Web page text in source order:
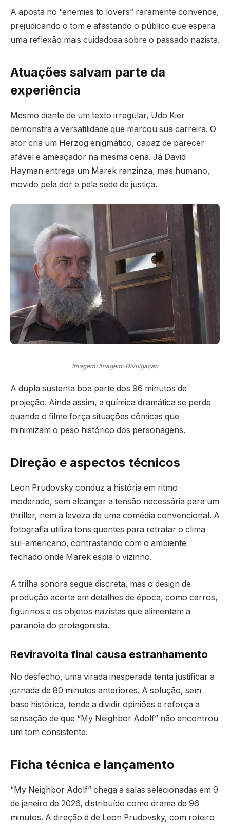
A aposta no “enemies to lovers” raramente convence,
prejudicando o tom e afastando o público que espera
uma reflexão mais cuidadosa sobre o passado nazista.
Atuações salvam parte da
experiência
Mesmo diante de um texto irregular, Udo Kier
demonstra a versatilidade que marcou sua carreira. O
ator cria um Herzog enigmático, capaz de parecer
afável e ameaçador na mesma cena. Já David
Hayman entrega um Marek ranzinza, mas humano,
movido pela dor e pela sede de justiça.
Imagem: Imagem: Divulgação
A dupla sustenta boa parte dos 96 minutos de
projeção. Ainda assim, a química dramática se perde
quando o filme força situações cômicas que
minimizam o peso histórico dos personagens.
Direção e aspectos técnicos
Leon Prudovsky conduz a história em ritmo
moderado, sem alcançar a tensão necessária para um
thriller, nem a leveza de uma comédia convencional. A
fotografia utiliza tons quentes para retratar o clima
sul-americano, contrastando com o ambiente
fechado onde Marek espia o vizinho.
A trilha sonora segue discreta, mas o design de
produção acerta em detalhes de época, como carros,
figurinos e os objetos nazistas que alimentam a
paranoia do protagonista.
Reviravolta final causa estranhamento
No desfecho, uma virada inesperada tenta justificar a
jornada de 80 minutos anteriores. A solução, sem
base histórica, tende a dividir opiniões e reforça a
sensação de que “My Neighbor Adolf” não encontrou
um tom consistente.
Ficha técnica e lançamento
“My Neighbor Adolf” chega a salas selecionadas em 9
de janeiro de 2026, distribuído como drama de 96
minutos. A direção é de Leon Prudovsky, com roteiro